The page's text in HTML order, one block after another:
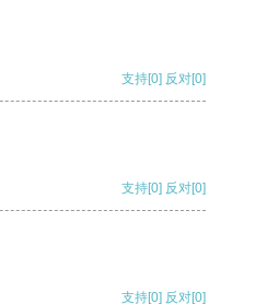
支持[0] 反对[0]
支持[0] 反对[0]
支持[0] 反对[0]